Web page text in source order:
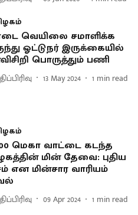
வெயிலை சமாளிக்க
ஓட்டுநர் இருக்கையில்
பொருத்தும் பணி
13 May 2024 1 min read
மெகா வாட்டை கடந்த
மின் தேவை: புதிய
என மின்சார வாரியம்
09 Apr 2024 1 min read